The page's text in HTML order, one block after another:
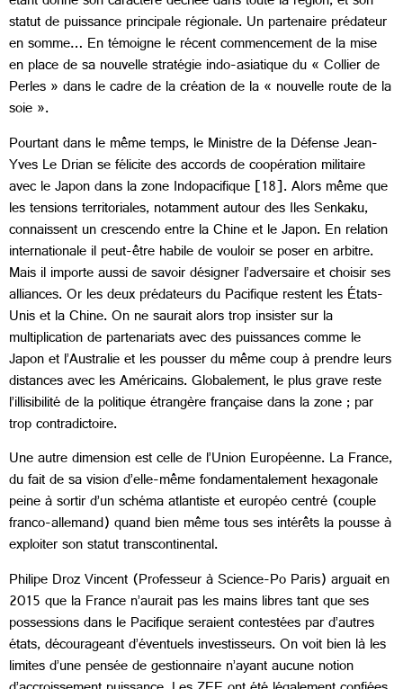
statut de puissance principale régionale. Un partenaire prédateur
en somme… En témoigne le récent commencement de la mise
en place de sa nouvelle stratégie indo-asiatique du « Collier de
Perles » dans le cadre de la création de la « nouvelle route de la
soie ».
Pourtant dans le même temps, le Ministre de la Défense Jean-
Yves Le Drian se félicite des accords de coopération militaire
avec le Japon dans la zone Indopacifique [18]. Alors même que
les tensions territoriales, notamment autour des Iles Senkaku,
connaissent un crescendo entre la Chine et le Japon. En relation
internationale il peut-être habile de vouloir se poser en arbitre.
Mais il importe aussi de savoir désigner l’adversaire et choisir ses
alliances. Or les deux prédateurs du Pacifique restent les États-
Unis et la Chine. On ne saurait alors trop insister sur la
multiplication de partenariats avec des puissances comme le
Japon et l’Australie et les pousser du même coup à prendre leurs
distances avec les Américains. Globalement, le plus grave reste
l’illisibilité de la politique étrangère française dans la zone ; par
trop contradictoire.
Une autre dimension est celle de l’Union Européenne. La France,
du fait de sa vision d’elle-même fondamentalement hexagonale
peine à sortir d’un schéma atlantiste et européo centré (couple
franco-allemand) quand bien même tous ses intérêts la pousse à
exploiter son statut transcontinental.
Philipe Droz Vincent (Professeur à Science-Po Paris) arguait en
2015 que la France n’aurait pas les mains libres tant que ses
possessions dans le Pacifique seraient contestées par d’autres
états, décourageant d’éventuels investisseurs. On voit bien là les
limites d’une pensée de gestionnaire n’ayant aucune notion